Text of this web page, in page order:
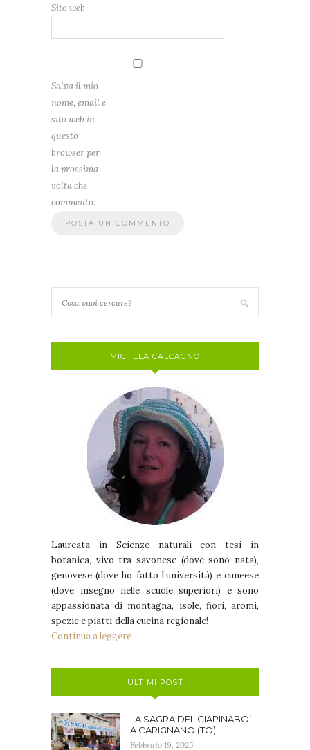
Sito web
Salva il mio
nome, email e
sito web in
questo
browser per
la prossima
volta che
commento.
MICHELA CALCAGNO
Laureata in Scienze naturali con tesi in
botanica, vivo tra savonese (dove sono nata),
genovese (dove ho fatto l’università) e cuneese
(dove insegno nelle scuole superiori) e sono
appassionata di montagna, isole, fiori, aromi,
spezie e piatti della cucina regionale!
Continua a leggere
ULTIMI POST
LA SAGRA DEL CIAPINABO’
A CARIGNANO (TO)
Febbraio 19, 2025